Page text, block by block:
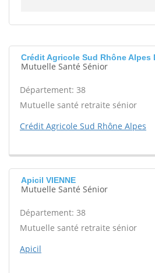
Crédit Agricole Sud Rhône Alpes
Mutuelle Santé Sénior
Département: 38
Mutuelle santé retraite sénior
Crédit Agricole Sud Rhône Alpes
Apicil VIENNE
Mutuelle Santé Sénior
Département: 38
Mutuelle santé retraite sénior
Apicil